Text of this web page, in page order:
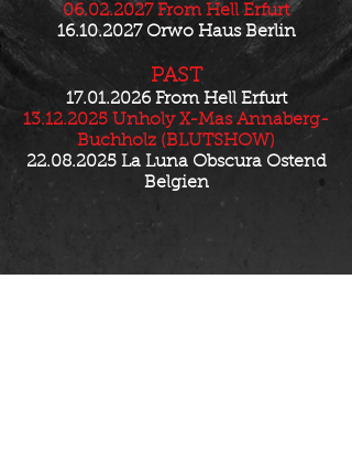
06.02.2027From Hell Erfurt
16.10.2027Orwo Haus Berlin
PAST
17.01.2026From Hell Erfurt
13.12.2025 Unholy X-Mas Annaberg-
Buchholz (BLUTSHOW)
22.08.2025La Luna Obscura Ostend
Belgien